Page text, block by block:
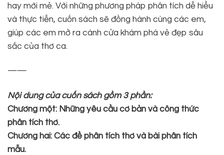
hay mới mẻ. Với những phương pháp phân tích dễ hiểu
và thực tiễn, cuốn sách sẽ đồng hành cùng các em,
giúp các em mở ra cánh cửa khám phá vẻ đẹp sâu
sắc của thơ ca.
——
Nội dung của cuốn sách gồm 3 phần:
Chương một: Những yêu cầu cơ bản và công thức
phân tích thơ.
Chương hai: Các đề phân tích thơ và bài phân tích
mẫu.